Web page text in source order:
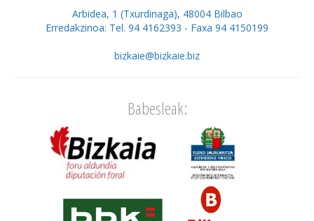
Arbidea, 1 (Txurdinaga), 48004 Bilbao
Erredakzinoa: Tel. 94 4162393 - Faxa 94 4150199
bizkaie@bizkaie.biz
Babesleak: